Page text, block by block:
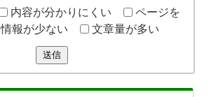
内容が分かりにくい
ページを
情報が少ない 文章量が多い
送信